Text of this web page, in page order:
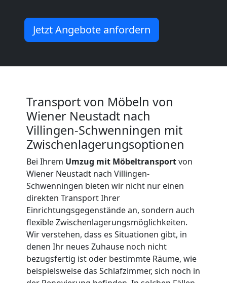
Jetzt Angebote anfordern
Transport von Möbeln von
Wiener Neustadt nach
Villingen-Schwenningen mit
Zwischenlagerungsoptionen
Bei Ihrem Umzug mit Möbeltransportvon
Wiener Neustadt nach Villingen-
Schwenningen bieten wir nicht nur einen
direkten Transport Ihrer
Einrichtungsgegenstände an, sondern auch
flexible Zwischenlagerungsmöglichkeiten.
Wir verstehen, dass es Situationen gibt, in
denen Ihr neues Zuhause noch nicht
bezugsfertig ist oder bestimmte Räume, wie
beispielsweise das Schlafzimmer, sich noch in
Neustadt
Küchenumzug
Neustadt
Umzug
und
Lagerung
Wiener
Neustadt